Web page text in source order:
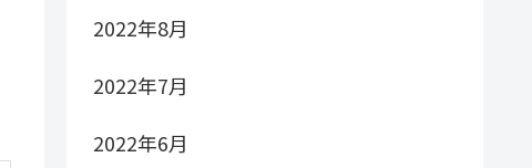
2022年8月
2022年7月
2022年6月